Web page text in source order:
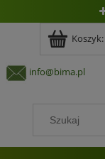
Koszyk:
info@bima.pl